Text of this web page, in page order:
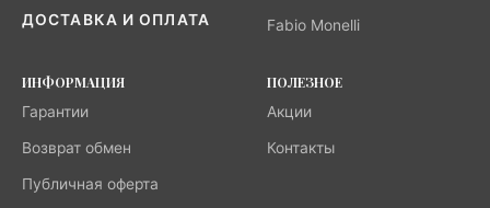
ДОСТАВКА И ОПЛАТА Fabio Monelli
ИНФОРМАЦИЯ
Гарантии
Возврат обмен
Публичная оферта
ПОЛЕЗНОЕ
Акции
Контакты